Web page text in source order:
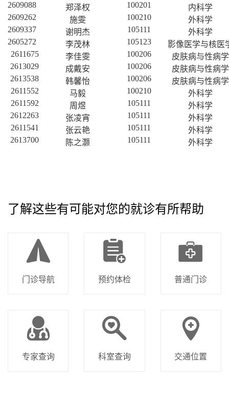
2609088
郑泽权 100201
内科学
2609262
施雯 100210
外科学
2609337
谢明杰 105111
外科学
2605272
李茂林 105123
影像医学与核医
2611675
李佳雯 100206
皮肤病与性病学
2613029
成戴安 100206
皮肤病与性病学
2613538
韩馨怡 100206
皮肤病与性病学
2611552
马毅 100210
外科学
2611592
周煜 105111
外科学
2612263
张凌宵 105111
外科学
2611541
张云艳 105111
外科学
2613700
陈之灏 105111 外科学
了解这些有可能对您的就诊有所帮助
门诊导航 预约体检 普通门诊
专家查询 科室查询 交通位置